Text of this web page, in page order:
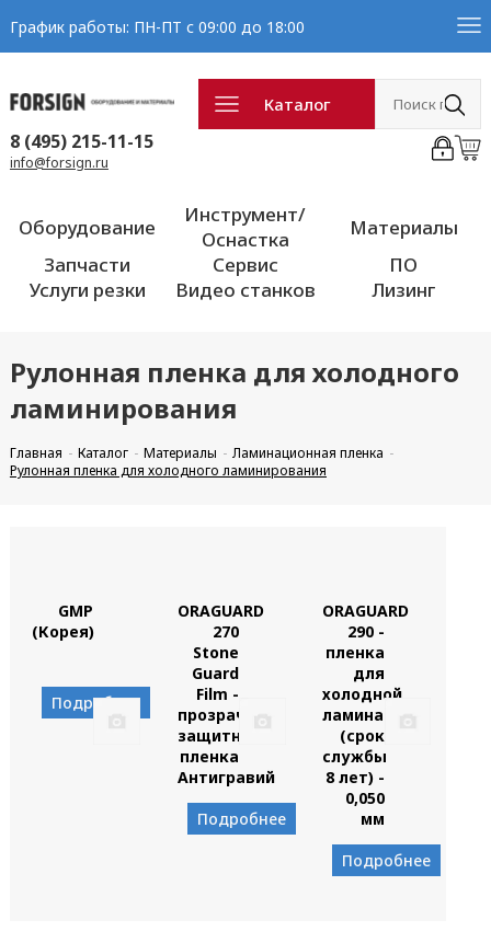
График работы: ПН-ПТ с 09:00 до 18:00
Каталог
8 (495) 215-11-15
info@forsign.ru
Оборудование
Инструмент/
Оснастка
Материалы
Запчасти
Сервис
ПО
Услуги резки
Видео станков Лизинг
Рулонная пленка для холодного
ламинирования
Главная Каталог Материалы
Ламинационная пленка
Рулонная пленка для холодного ламинирования
GMP
(Корея)
Подробнее
ORAGUARD
270
Stone
Guard
Film -
прозрачная
защитная
пленка
Антигравий
Подробнее
ORAGUARD
290 -
пленка
для
холодной
ламинации
(срок
службы
8 лет) -
0,050
мм
Подробнее